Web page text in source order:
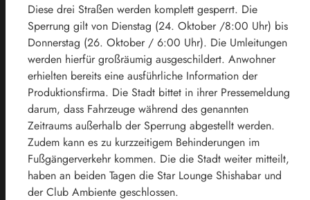
Diese drei Straßen werden komplett gesperrt. Die
Sperrung gilt von Dienstag (24. Oktober /8:00 Uhr) bis
Donnerstag (26. Oktober / 6:00 Uhr). Die Umleitungen
werden hierfür großräumig ausgeschildert. Anwohner
erhielten bereits eine ausführliche Information der
Produktionsfirma. Die Stadt bittet in ihrer Pressemeldung
darum, dass Fahrzeuge während des genannten
Zeitraums außerhalb der Sperrung abgestellt werden.
Zudem kann es zu kurzzeitigem Behinderungen im
Fußgängerverkehr kommen. Die die Stadt weiter mitteilt,
haben an beiden Tagen die Star Lounge Shishabar und
der Club Ambiente geschlossen.